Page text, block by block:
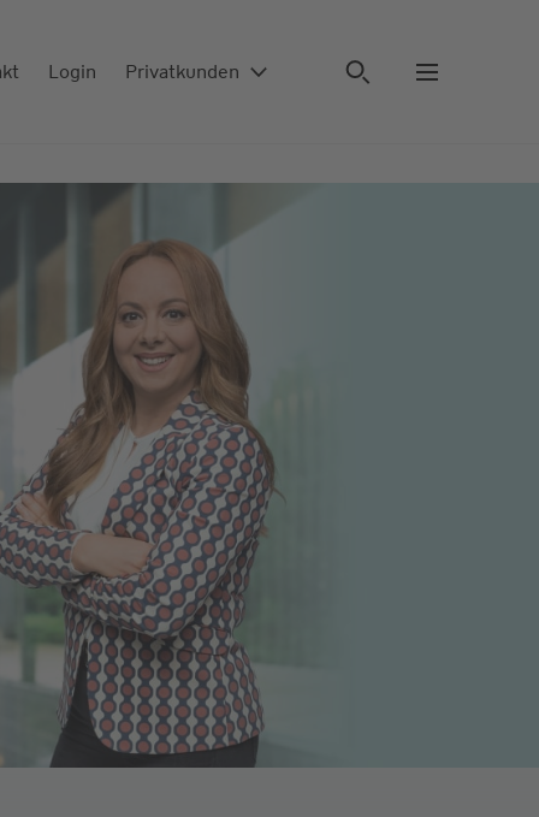
Login Privatkunden